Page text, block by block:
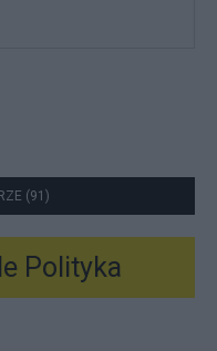
(91)
Polityka